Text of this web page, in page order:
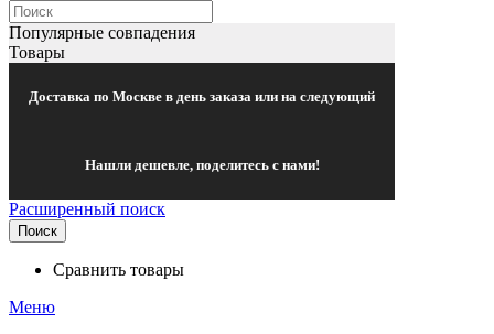
Популярные совпадения
Товары
Доставка по Москве в день заказа или на следующий
Нашли дешевле, поделитесь с нами!
Расширенный поиск
Поиск
Сравнить товары
Меню